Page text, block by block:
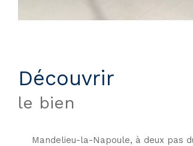
découvrir
le bien
Mandelieu-la-Napoule, à deux pas